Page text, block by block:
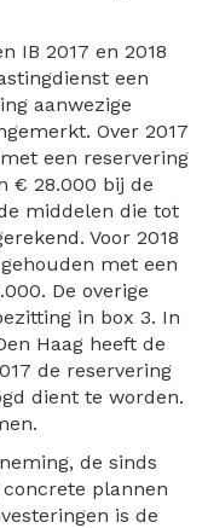
IB 2017 en 2018
een
aanwezige
Over 2017
een reservering
€ 28.000 bij de
middelen die tot
Voor 2018
met een
De overige
in box 3. In
Haag heeft de
de reservering
dient te worden.
de sinds
plannen
is de